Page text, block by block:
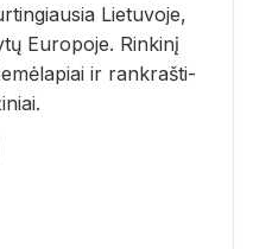
Lie­tu­vo­je,
Eu­ro­po­je. Rin­ki­nį
ir rank­raš­ti­